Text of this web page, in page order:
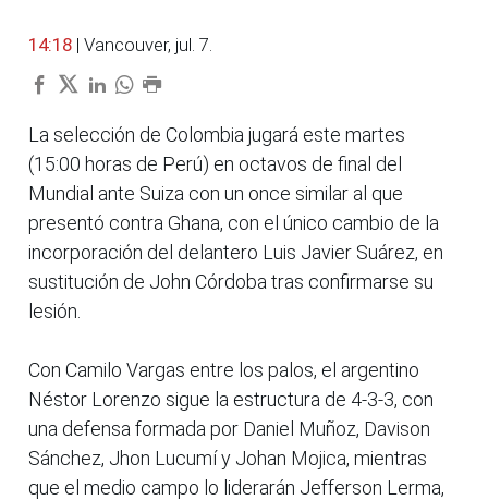
14:18 | Vancouver, jul. 7.
La selección de Colombia jugará este martes
(15:00 horas de Perú) en octavos de final del
Mundial ante Suiza con un once similar al que
presentó contra Ghana, con el único cambio de la
incorporación del delantero Luis Javier Suárez, en
sustitución de John Córdoba tras confirmarse su
lesión.
Con Camilo Vargas entre los palos, el argentino
Néstor Lorenzo sigue la estructura de 4-3-3, con
una defensa formada por Daniel Muñoz, Davison
Sánchez, Jhon Lucumí y Johan Mojica, mientras
que el medio campo lo liderarán Jefferson Lerma,